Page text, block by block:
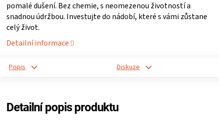
KUCHYNĚ
GRILOVÁNÍ
pomalé dušení. Bez chemie, s neomezenou životností a
snadnou údržbou. Investujte do nádobí, které s vámi zůstane
celý život.
Detailní informace
Popis Diskuze
Detailní popis produktu